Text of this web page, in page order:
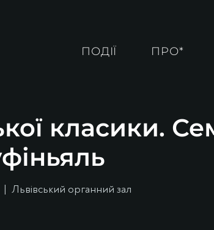
ПОДІЇ ПРО*
класики.
|
Львівський органний зал